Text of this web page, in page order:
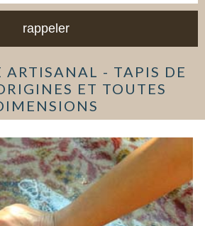
ARTISANAL - TAPIS DE
ET TOUTES